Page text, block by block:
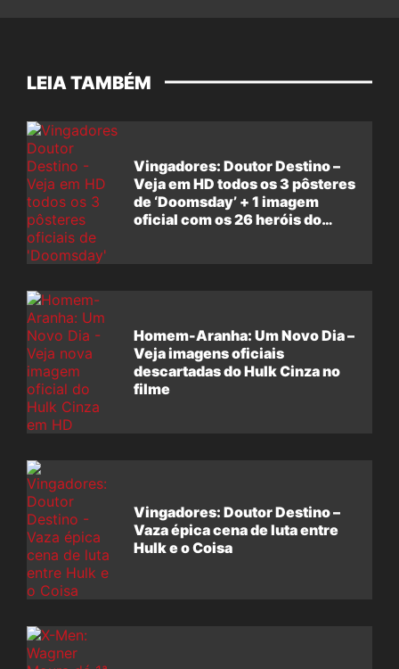
LEIA TAMBÉM
Vingadores: Doutor Destino –
Veja em HD todos os 3 pôsteres
de ‘Doomsday’ + 1 imagem
oficial com os 26 heróis do
Homem-Aranha: Um Novo Dia –
Veja imagens oficiais
descartadas do Hulk Cinza no
filme
Vingadores: Doutor Destino –
Vaza épica cena de luta entre
Hulk e o Coisa